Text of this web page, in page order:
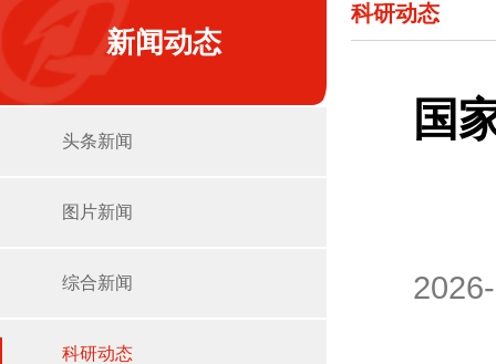
新闻动态
头条新闻
图片新闻
综合新闻
科研动态
科研动态
国